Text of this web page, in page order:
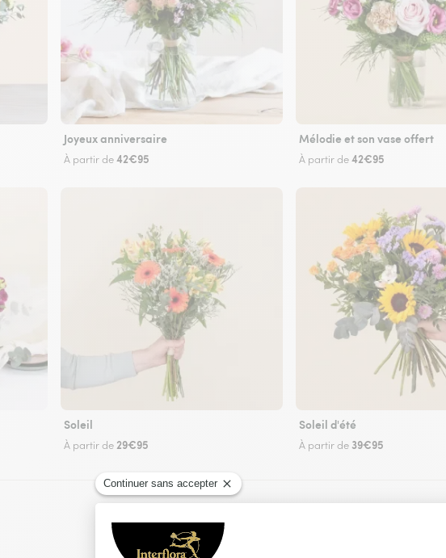
Joyeux anniversaire
À partir de42€95
Mélodie et son vase offert
À partir de42€95
Soleil
À partir de 29€95
Soleil d'été
À partir de 39€95